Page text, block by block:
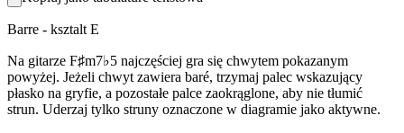
Barre - ksztalt E
Na gitarze F♯m7♭5 najczęściej gra się chwytem pokazanym
powyżej. Jeżeli chwyt zawiera baré, trzymaj palec wskazujący
płasko na gryfie, a pozostałe palce zaokrąglone, aby nie tłumić
strun. Uderzaj tylko struny oznaczone w diagramie jako aktywne.